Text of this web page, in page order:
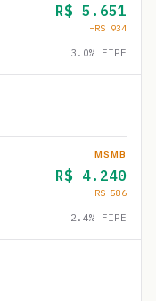
R$ 5.651
−R$ 934
3.0% FIPE
MSMB
R$ 4.240
−R$ 586
2.4% FIPE